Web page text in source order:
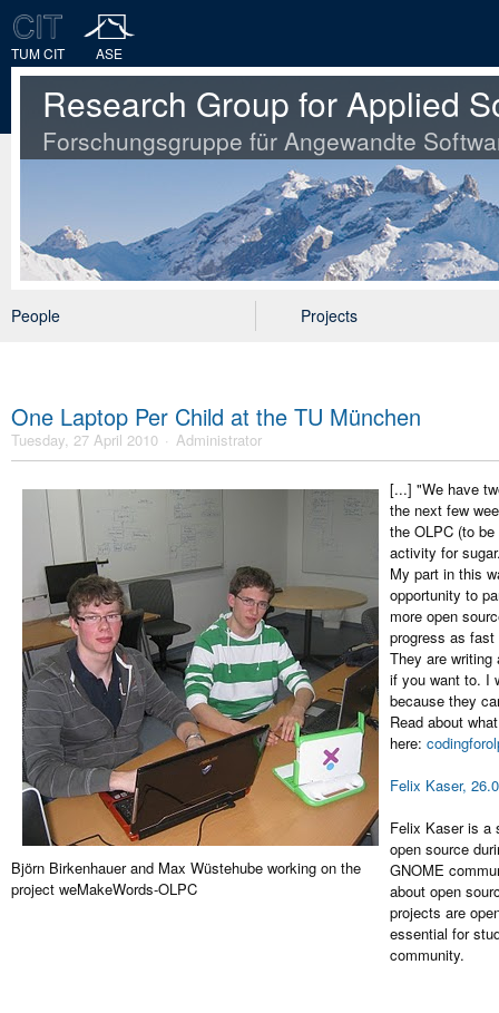
TUM CIT ASE
Research Group for Applied
Forschungsgruppe für Angewandte
People Projects
One Laptop Per Child at the TU München
Tuesday, 27 April 2010 Administrator
Björn Birkenhauer and Max Wüstehube working on the
project weMakeWords-OLPC
[...] "We have
the next few
the OLPC (to
activity for
My part in this
opportunity to
more open
progress as
They are writing
if you want to. I
because they
Read about
here:
Felix Kaser,
Felix Kaser is a
open source
GNOME
about open
projects are
essential for
community.